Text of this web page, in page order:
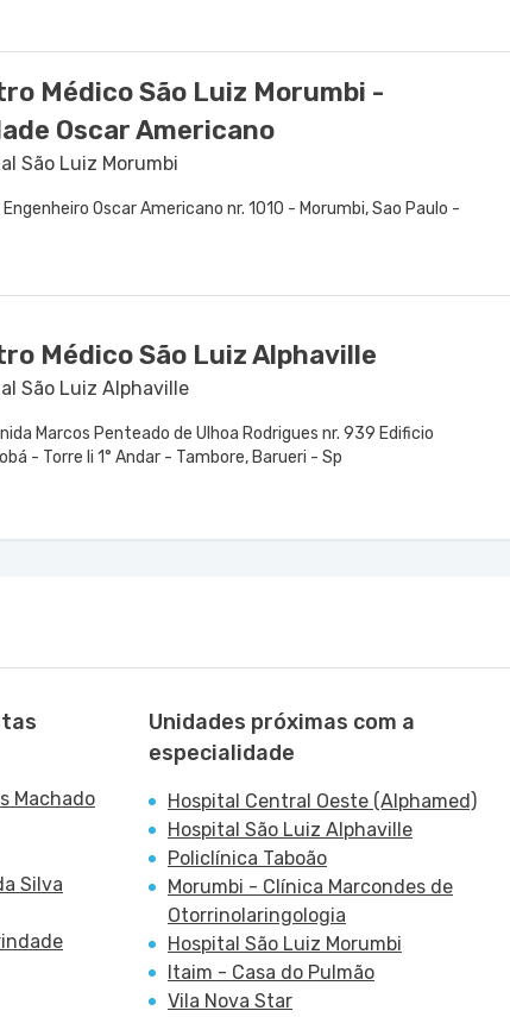
Médico São Luiz Morumbi -
Oscar Americano
São Luiz Morumbi
Engenheiro Oscar Americano nr. 1010 - Morumbi, Sao Paulo -
Médico São Luiz Alphaville
São Luiz Alphaville
Marcos Penteado de Ulhoa Rodrigues nr. 939 Edificio
- Torre Ii 1° Andar - Tambore, Barueri - Sp
Machado
Silva
Unidades próximas com a
especialidade
Hospital Central Oeste (Alphamed)
Hospital São Luiz Alphaville
Policlínica Taboão
Morumbi - Clínica Marcondes de
Otorrinolaringologia
Hospital São Luiz Morumbi
Itaim - Casa do Pulmão
Vila Nova Star